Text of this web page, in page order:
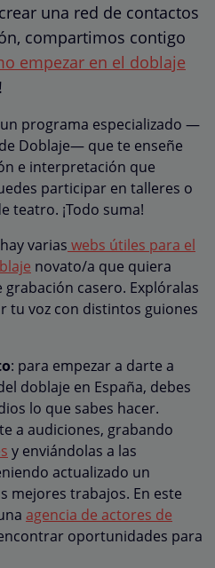
una red de contactos
compartimos contigo
empezar en el doblaje
programa especializado —
Doblaje— que te enseñe
e interpretación que
participar en talleres o
teatro. ¡Todo suma!
varias webs útiles para el
novato/a que quiera
casero. Explóralas
tu voz con distintos guiones
: para empezar a darte a
doblaje en España, debes
lo que sabes hacer.
a audiciones, grabando
y enviándolas a las
actualizado un
mejores trabajos. En este
agencia de actores de
oportunidades para